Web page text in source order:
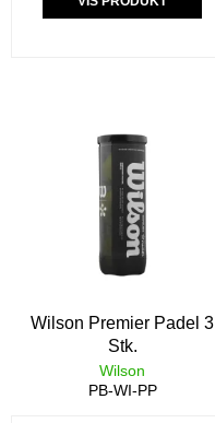
Wilson Premier Padel 3
Stk.
Wilson
PB-WI-PP